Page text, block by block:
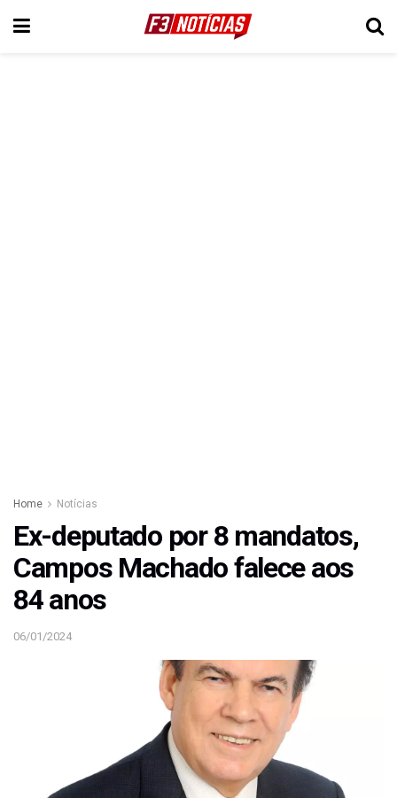
Home Notícias
Ex-deputado por 8 mandatos,
Campos Machado falece aos
84 anos
06/01/2024